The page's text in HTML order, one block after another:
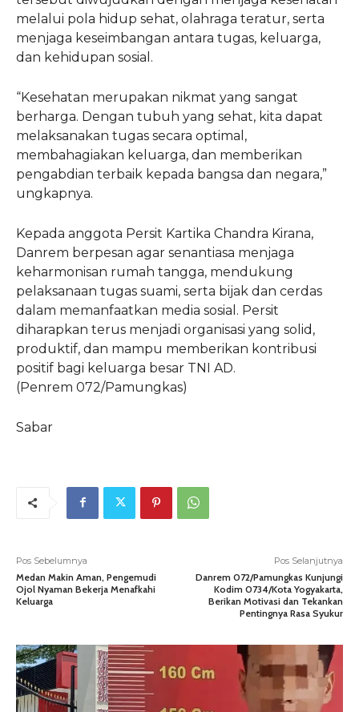
melalui pola hidup sehat, olahraga teratur, serta
menjaga keseimbangan antara tugas, keluarga,
dan kehidupan sosial.
“Kesehatan merupakan nikmat yang sangat
berharga. Dengan tubuh yang sehat, kita dapat
melaksanakan tugas secara optimal,
membahagiakan keluarga, dan memberikan
pengabdian terbaik kepada bangsa dan negara,”
ungkapnya.
Kepada anggota Persit Kartika Chandra Kirana,
Danrem berpesan agar senantiasa menjaga
keharmonisan rumah tangga, mendukung
pelaksanaan tugas suami, serta bijak dan cerdas
dalam memanfaatkan media sosial. Persit
diharapkan terus menjadi organisasi yang solid,
produktif, dan mampu memberikan kontribusi
positif bagi keluarga besar TNI AD.
(Penrem 072/Pamungkas)
Sabar
Pos Sebelumnya
Medan Makin Aman, Pengemudi
Ojol Nyaman Bekerja Menafkahi
Keluarga
Pos Selanjutnya
Danrem 072/Pamungkas Kunjungi
Kodim 0734/Kota Yogyakarta,
Berikan Motivasi dan Tekankan
Pentingnya Rasa Syukur